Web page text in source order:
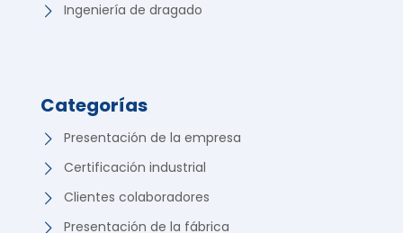
Ingeniería de dragado
Categorías
Presentación de la empresa
Certificación industrial
Clientes colaboradores
Presentación de la fábrica